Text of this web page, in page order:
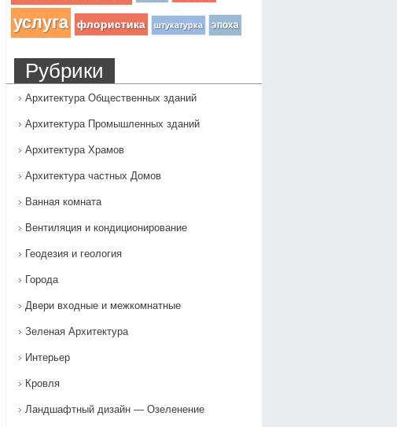
услуга флористика штукатурка эпоха
Рубрики
Архитектура Общественных зданий
Архитектура Промышленных зданий
Архитектура Храмов
Архитектура частных Домов
Ванная комната
Вентиляция и кондиционирование
Геодезия и геология
Города
Двери входные и межкомнатные
Зеленая Архитектура
Интерьер
Кровля
Ландшафтный дизайн — Озеленение‎